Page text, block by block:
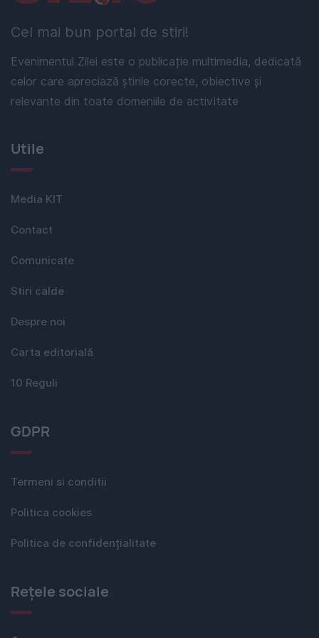
Cel mai bun portal de stiri!
Evenimentul Zilei este o publicație multimedia, dedicată
celor care apreciază știrile corecte, obiective și
relevante din toate domeniile de activitate
Utile
Media KIT
Contact
Comunicate
Stiri calde
Despre noi
Carta editorială
10 Reguli
GDPR
Termeni si conditii
Politica cookies
Politica de confidențialitate
Rețele sociale